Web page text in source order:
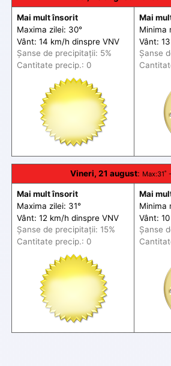
Mai mult însorit
Maxima zilei: 30°
Vânt: 14 km/h dinspre VNV
Șanse de precipitații: 5%
Cantitate precip.: 0
Mai
Minima
Vânt:
Șanse
Vineri, 21 august: Max:31˚ -
Mai mult însorit
Maxima zilei: 31°
Vânt: 12 km/h dinspre VNV
Șanse de precipitații: 15%
Cantitate precip.: 0
Mai
Minima
Vânt:
Șanse